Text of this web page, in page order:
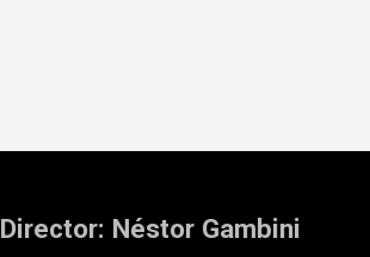
Director: Néstor Gambini